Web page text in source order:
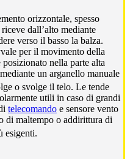
orizzontale, spesso
dall’alto mediante
verso il basso la balza.
per il movimento della
nella parte alta
un arganello manuale
o svolge il telo. Le tende
utili in caso di grandi
telecomando e sensore vento
di maltempo o addirittura di
esigenti.